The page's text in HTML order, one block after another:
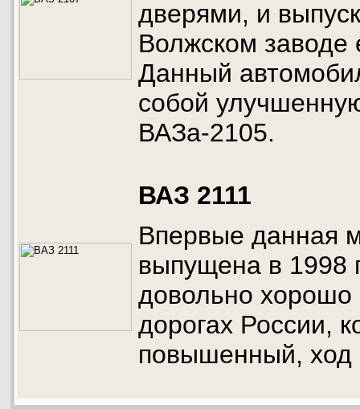
дверями, и
Волжском заводе
Данный
собой
ВАЗа-2105.
ВАЗ 2111
Впервые данная
выпущена в 1998
довольно хорошо
дорогах России,
повышенный, ход